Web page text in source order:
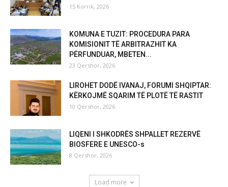
15 Korrik, 2026
KOMUNA E TUZIT: PROCEDURA PARA
KOMISIONIT TË ARBITRAZHIT KA
PËRFUNDUAR, MBETEN...
23 Qershor, 2026
LIROHET DODË IVANAJ, FORUMI SHQIPTAR:
KËRKOJMË SQARIM TË PLOTË TË RASTIT
10 Qershor, 2026
LIQENI I SHKODRËS SHPALLET REZERVË
BIOSFERE E UNESCO-s
8 Qershor, 2026
Load more